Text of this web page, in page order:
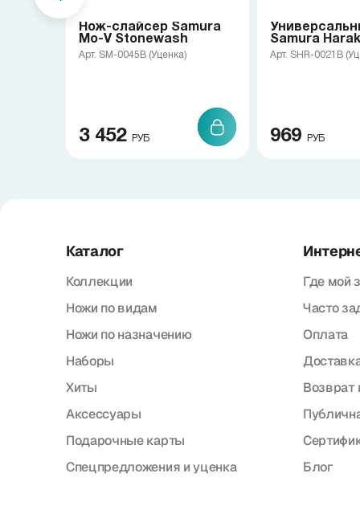
Нож-слайсер Samura
Mo-V Stonewash
Арт. SM-0045B (Уценка)
3 452 РУБ
Samura
Арт. SHR-0021B
969 РУБ
Каталог
Коллекции
Ножи по видам
Ножи по назначению
Наборы
Хиты
Аксессуары
Подарочные карты
Спецпредложения и уценка
Где мой
Часто
Оплата
Возврат
Блог